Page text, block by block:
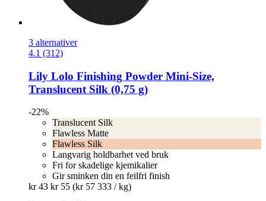
3 alternativer
4.1 (312)
Lily Lolo Finishing Powder Mini-​Size,
Translucent Silk (0,75 g)
-22%
Translucent Silk
Flawless Matte
Flawless Silk
Langvarig holdbarhet ved bruk
Fri for skadelige kjemikalier
Gir sminken din en feilfri finish
kr 43 kr 55 (kr 57 333 / kg)